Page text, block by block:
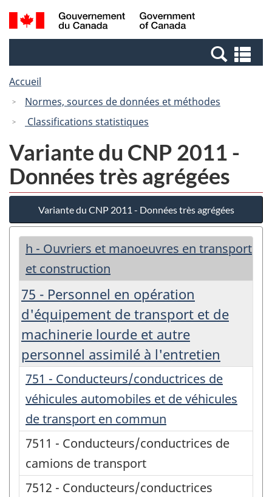
Passer
au
Passer
à
Canada
Recherche
et
et
Accueil
Normes, sources de données et méthodes
Classifications statistiques
Variante du CNP 2011 -
Données très agrégées
Variante du CNP 2011 - Données très agrégées
h - Ouvriers et manoeuvres en transport
et construction
75 - Personnel en opération
d'équipement de transport et de
machinerie lourde et autre
personnel assimilé à l'entretien
751 - Conducteurs/conductrices de
véhicules automobiles et de véhicules
de transport en commun
7511 - Conducteurs/conductrices de
camions de transport
7512 - Conducteurs/conductrices